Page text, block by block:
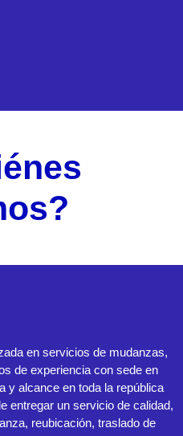
en servicios de mudanzas,
de experiencia con sede en
y alcance en toda la república
entregar un servicio de calidad,
reubicación, traslado de